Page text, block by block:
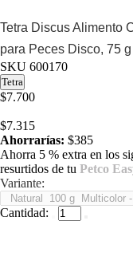
Tetra Discus Alimento
para Peces Disco, 75 g
SKU 600170
Tetra
$7.700
$7.315
Ahorrarías: $385
Ahorra 5 % extra en los
resurtidos de tu Petco
Variante:
Cantidad: